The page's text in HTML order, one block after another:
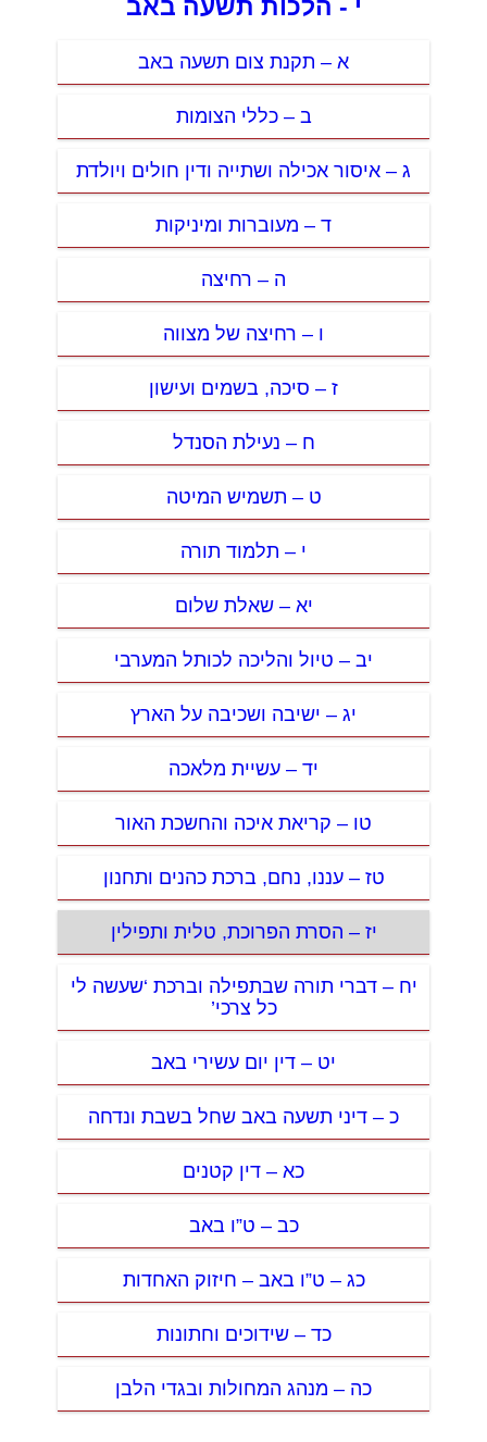
י - הלכות תשעה באב
א – תקנת צום תשעה באב
ב – כללי הצומות
ג – איסור אכילה ושתייה ודין חולים ויולדת
ד – מעוברות ומיניקות
ה – רחיצה
ו – רחיצה של מצווה
ז – סיכה, בשמים ועישון
ח – נעילת הסנדל
ט – תשמיש המיטה
י – תלמוד תורה
יא – שאלת שלום
יב – טיול והליכה לכותל המערבי
יג – ישיבה ושכיבה על הארץ
יד – עשיית מלאכה
טו – קריאת איכה והחשכת האור
טז – עננו, נחם, ברכת כהנים ותחנון
יז – הסרת הפרוכת, טלית ותפילין
יח – דברי תורה שבתפילה וברכת ‘שעשה לי
כל צרכי’
יט – דין יום עשירי באב
כ – דיני תשעה באב שחל בשבת ונדחה
כא – דין קטנים
כב – ט”ו באב
כג – ט”ו באב – חיזוק האחדות
כד – שידוכים וחתונות
כה – מנהג המחולות ובגדי הלבן